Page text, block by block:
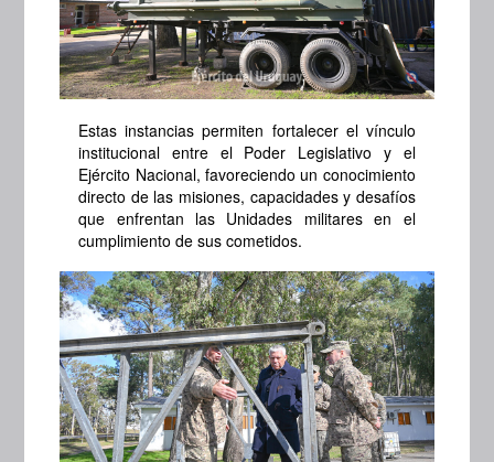
Estas instancias permiten fortalecer el vínculo
institucional entre el Poder Legislativo y el
Ejército Nacional, favoreciendo un conocimiento
directo de las misiones, capacidades y desafíos
que enfrentan las Unidades militares en el
cumplimiento de sus cometidos.